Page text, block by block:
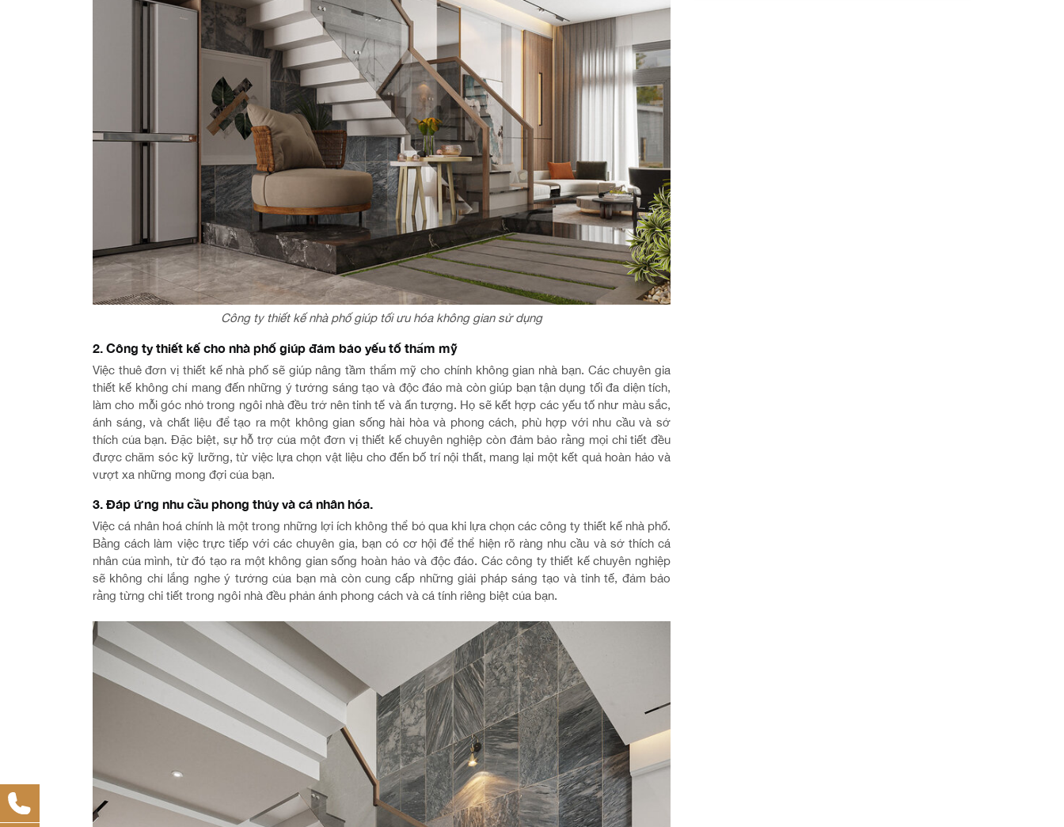
Công ty thiết kế nhà phố giúp tối ưu hóa không gian sử dụng
2. Công ty thiết kế cho nhà phố giúp đảm bảo yếu tố thẩm mỹ
Việc thuê đơn vị thiết kế nhà phố sẽ giúp nâng tầm thẩm mỹ cho chính không gian nhà bạn. Các chuyên gia
thiết kế không chỉ mang đến những ý tưởng sáng tạo và độc đáo mà còn giúp bạn tận dụng tối đa diện tích,
làm cho mỗi góc nhỏ trong ngôi nhà đều trở nên tinh tế và ấn tượng. Họ sẽ kết hợp các yếu tố như màu sắc,
ánh sáng, và chất liệu để tạo ra một không gian sống hài hòa và phong cách, phù hợp với nhu cầu và sở
thích của bạn. Đặc biệt, sự hỗ trợ của một đơn vị thiết kế chuyên nghiệp còn đảm bảo rằng mọi chi tiết đều
được chăm sóc kỹ lưỡng, từ việc lựa chọn vật liệu cho đến bố trí nội thất, mang lại một kết quả hoàn hảo và
vượt xa những mong đợi của bạn.
3. Đáp ứng nhu cầu phong thủy và cá nhân hóa.
Việc cá nhân hoá chính là một trong những lợi ích không thể bỏ qua khi lựa chọn các công ty thiết kế nhà phố.
Bằng cách làm việc trực tiếp với các chuyên gia, bạn có cơ hội để thể hiện rõ ràng nhu cầu và sở thích cá
nhân của mình, từ đó tạo ra một không gian sống hoàn hảo và độc đáo. Các công ty thiết kế chuyên nghiệp
sẽ không chỉ lắng nghe ý tưởng của bạn mà còn cung cấp những giải pháp sáng tạo và tinh tế, đảm bảo
rằng từng chi tiết trong ngôi nhà đều phản ánh phong cách và cá tính riêng biệt của bạn.